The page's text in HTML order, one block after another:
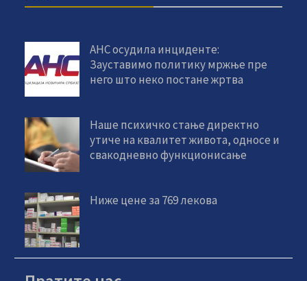
АНС осудила инциденте:
Зауставимо политику мржње пре
него што неко постане жртва
Наше психичко стање директно
утиче на квалитет живота, односе и
свакодневно функционисање
Ниже цене за 769 лекова